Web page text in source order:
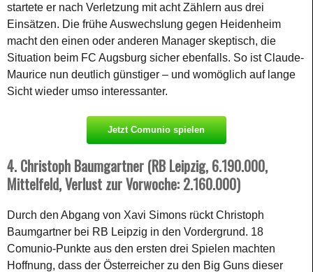
startete er nach Verletzung mit acht Zählern aus drei
Einsätzen. Die frühe Auswechslung gegen Heidenheim
macht den einen oder anderen Manager skeptisch, die
Situation beim FC Augsburg sicher ebenfalls. So ist Claude-
Maurice nun deutlich günstiger – und womöglich auf lange
Sicht wieder umso interessanter.
Jetzt Comunio spielen
4. Christoph Baumgartner (RB Leipzig, 6.190.000,
Mittelfeld, Verlust zur Vorwoche: 2.160.000)
Durch den Abgang von Xavi Simons rückt Christoph
Baumgartner bei RB Leipzig in den Vordergrund. 18
Comunio-Punkte aus den ersten drei Spielen machten
Hoffnung, dass der Österreicher zu den Big Guns dieser